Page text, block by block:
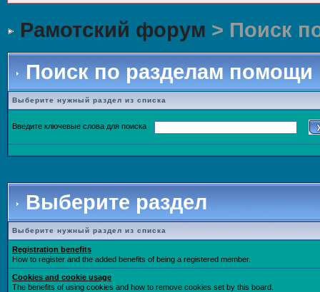
Рамотский форум > Поиск
Поиск по разделам помощи
Выберите нужный раздел из списка
Введите ключевые слова для поиска
Выберите раздел
Выберите нужный раздел из списка
Registration benefits
How to register and the added benefits of being a registered member.
Cookies and cookie usage
The benefits of using cookies and how to remove cookies set by this board.